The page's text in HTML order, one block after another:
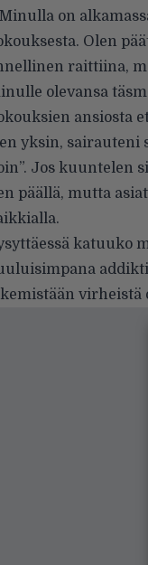
on
Olen
raittiina,
olevansa
ansiosta
yksin, sairauteni
Jos kuuntelen
päällä, mutta
katuuko
virheistä